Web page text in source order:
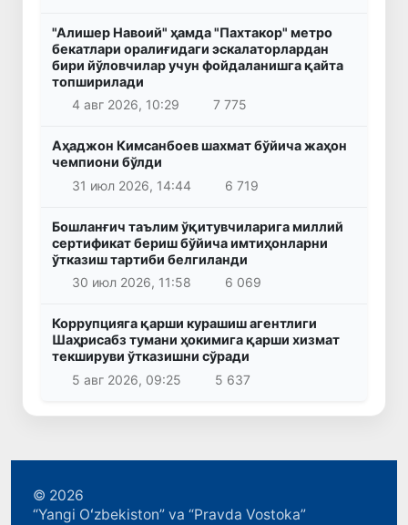
"Алишер Навоий" ҳамда "Пахтакор" метро
бекатлари оралиғидаги эскалаторлардан
бири йўловчилар учун фойдаланишга қайта
топширилади
4 авг 2026, 10:29
7 775
Аҳаджон Кимсанбоев шахмат бўйича жаҳон
чемпиони бўлди
31 июл 2026, 14:44
6 719
Бошланғич таълим ўқитувчиларига миллий
сертификат бериш бўйича имтиҳонларни
ўтказиш тартиби белгиланди
30 июл 2026, 11:58
6 069
Коррупцияга қарши курашиш агентлиги
Шаҳрисабз тумани ҳокимига қарши хизмат
текшируви ўтказишни сўради
5 авг 2026, 09:25
5 637
© 2026
“Yangi Oʻzbekiston” va “Pravda Vostoka”